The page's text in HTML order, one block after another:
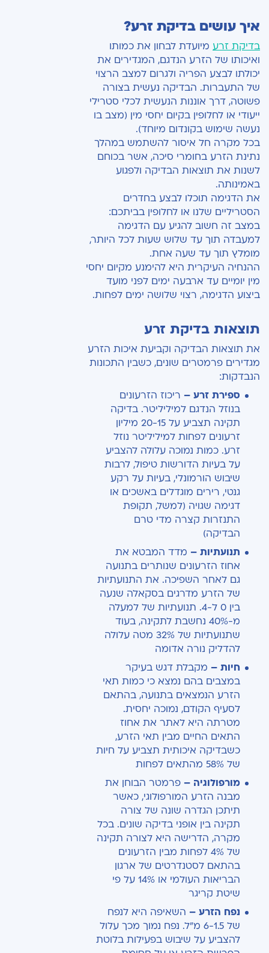
איך עושים בדיקת זרע?
בדיקת זרע מיועדת לבחון את כמותו
ואיכותו של הזרע הנדגם, המגדירים את
יכולתו לבצע הפריה ולגרום למצב הרצוי
של התעברות. הבדיקה נעשית בצורה
פשוטה, דרך אוננות הנעשית לכלי סטרילי
ייעודי או לחלופין בקיום יחסי מין (מצב בו
נעשה שימוש בקונדום מיוחד).
בכל מקרה חל איסור להשתמש במהלך
נתינת הזרע בחומרי סיכה, אשר בכוחם
לשנות את תוצאות הבדיקה ולפגוע
באמינותה.
את הדגימה תוכלו לבצע בחדרים
הסטריליים שלנו או לחלופין בביתכם:
במצב זה חשוב להגיע עם הדגימה
למעבדה תוך עד שלוש שעות לכל היותר,
מומלץ תוך עד שעה אחת.
ההנחיה העיקרית היא להימנע מקיום יחסי
מין יומיים עד ארבעה ימים לפני מועד
ביצוע הדגימה, רצוי שלושה ימים לפחות.
תוצאות בדיקת זרע
את תוצאות הבדיקה וקביעת איכות הזרע
מגדירים פרמטרים שונים, כשבין התכונות
הנבדקות:
ספירת זרע – ריכוז הזרעונים
בנוזל הנדגם למיליליטר. בדיקה
תקינה תצביע על 20-15 מיליון
זרעונים לפחות למיליליטר נוזל
זרע. כמות נמוכה עלולה להצביע
על בעיות הדורשות טיפול, לרבות
שיבוש הורמונלי, בעיות על רקע
גנטי, רירים מוגדלים באשכים או
דגימה שגויה (למשל, תקופת
התנזרות קצרה מדי טרם
הבדיקה)
תנועתיות – מדד המבטא את
אחוז הזרעונים שנותרים בתנועה
גם לאחר השפיכה. את התנועתיות
של הזרע מדרגים בסקאלה שנעה
בין 0 ל-4. תנועתיות של למעלה
מ-40% נחשבת לתקינה, בעוד
שתנועתיות של 32% מטה עלולה
להדליק נורה אדומה
חיות – מקבלת דגש בעיקר
במצבים בהם נמצא כי כמות תאי
הזרע הנמצאים בתנועה, בהתאם
לסעיף הקודם, נמוכה יחסית.
מטרתה היא לאתר את אחוז
התאים החיים מבין תאי הזרע,
כשבדיקה איכותית תצביע על חיות
של 58% מהתאים לפחות
מורפולוגיה – פרמטר הבוחן את
מבנה הזרע המורפולוגי, כאשר
תיתכן הגדרה שונה של צורה
תקינה בין אופני בדיקה שונים. בכל
מקרה, הדרישה היא לצורה תקינה
של 4% לפחות מבין הזרעונים
בהתאם לסטנדרטים של ארגון
הבריאות העולמי או 14% על פי
שיטת קריגר
נפח הזרע – השאיפה היא לנפח
של 6-1.5 מ"ל. נפח נמוך מכך עלול
להצביע על שיבוש בפעילות בלוטת